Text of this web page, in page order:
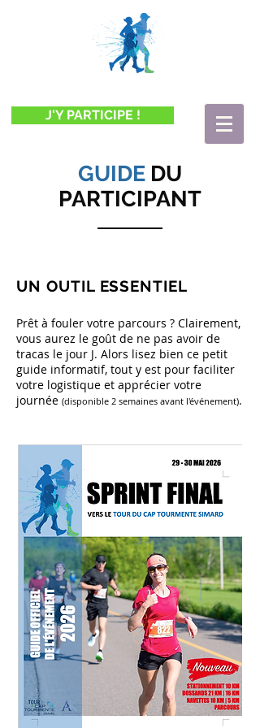
J'Y PARTICIPE !
GUIDE DU
PARTICIPANT
UN OUTIL ESSENTIEL
Prêt à fouler votre parcours ? Clairement,
vous aurez le goût de ne pas avoir de
tracas le jour J. Alors lisez bien ce petit
guide informatif, tout y est pour faciliter
votre logistique et apprécier votre
journée (disponible 2 semaines avant l'événement).